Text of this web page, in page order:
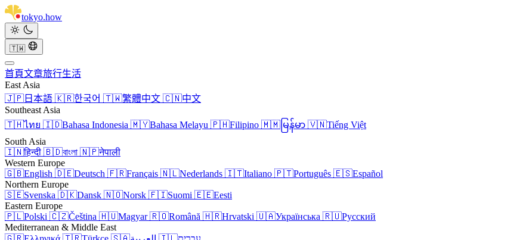
tokyo.how
🇹🇼
首頁文章旅行生活
East Asia
🇯🇵 日本語 🇰🇷한국어 🇹🇼繁體中文 🇨🇳中文
Southeast Asia
🇹🇭ไทย 🇮🇩Bahasa Indonesia 🇲🇾Bahasa Melayu 🇵🇭Filipino 🇲🇲 မြန်မာ 🇻🇳Tiếng Việt
South Asia
🇮🇳हिन्दी 🇧🇩বাংলা 🇳🇵नेपाली
Western Europe
🇬🇧English 🇩🇪Deutsch 🇫🇷Français 🇳🇱Nederlands 🇮🇹Italiano 🇵🇹Português 🇪🇸Español
Northern Europe
🇸🇪Svenska 🇩🇰Dansk 🇳🇴Norsk 🇫🇮Suomi 🇪🇪Eesti
Eastern Europe
🇵🇱Polski 🇨🇿Čeština 🇭🇺Magyar🇷🇴Română 🇭🇷Hrvatski 🇺🇦Українська 🇷🇺Русский
Mediterranean & Middle East